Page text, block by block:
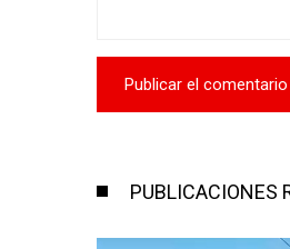
PUBLICACIONES